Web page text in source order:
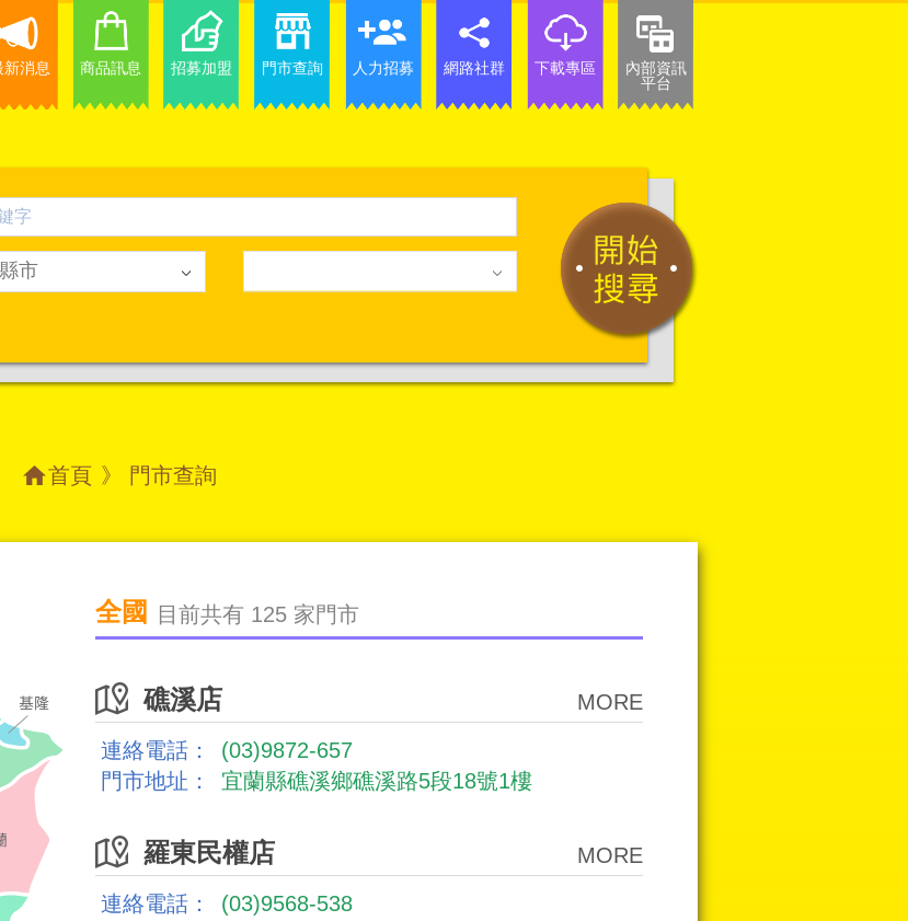
新消息 商品訊息 招募加盟 門市查詢 人力招募 網路社群 下載專區
內部資訊
平台
市
首頁 》 門市查詢
全國 目前共有 125 家門市
礁溪店
MORE
連絡電話：
(03)9872-657
門市地址：
宜蘭縣礁溪鄉礁溪路5段18號1樓
羅東民權店
MORE
連絡電話：
(03)9568-538